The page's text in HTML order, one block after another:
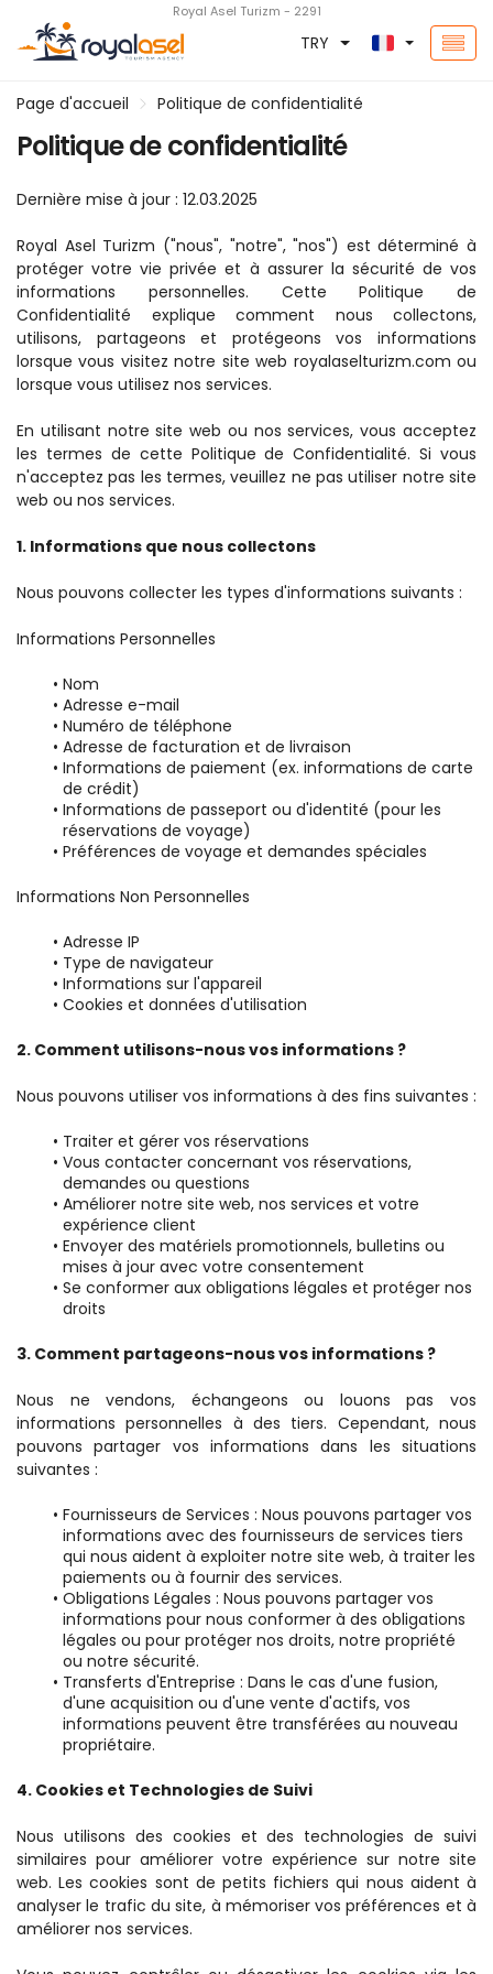
Royal Asel Turizm - 2291
TRY
Page d'accueil Politique de confidentialité
Politique de confidentialité
Dernière mise à jour : 12.03.2025
Royal Asel Turizm ("nous", "notre", "nos") est déterminé à
protéger votre vie privée et à assurer la sécurité de vos
informations personnelles. Cette Politique de
Confidentialité explique comment nous collectons,
utilisons, partageons et protégeons vos informations
lorsque vous visitez notre site web royalaselturizm.com ou
lorsque vous utilisez nos services.
En utilisant notre site web ou nos services, vous acceptez
les termes de cette Politique de Confidentialité. Si vous
n'acceptez pas les termes, veuillez ne pas utiliser notre site
web ou nos services.
1. Informations que nous collectons
Nous pouvons collecter les types d'informations suivants :
Informations Personnelles
Nom
Adresse e-mail
Numéro de téléphone
Adresse de facturation et de livraison
Informations de paiement (ex. informations de carte
de crédit)
Informations de passeport ou d'identité (pour les
réservations de voyage)
Préférences de voyage et demandes spéciales
Informations Non Personnelles
Adresse IP
Type de navigateur
Informations sur l'appareil
Cookies et données d'utilisation
2. Comment utilisons-nous vos informations ?
Nous pouvons utiliser vos informations à des fins suivantes :
Traiter et gérer vos réservations
Vous contacter concernant vos réservations,
demandes ou questions
Améliorer notre site web, nos services et votre
expérience client
Envoyer des matériels promotionnels, bulletins ou
mises à jour avec votre consentement
Se conformer aux obligations légales et protéger nos
droits
3. Comment partageons-nous vos informations ?
Nous ne vendons, échangeons ou louons pas vos
informations personnelles à des tiers. Cependant, nous
pouvons partager vos informations dans les situations
suivantes :
Fournisseurs de Services : Nous pouvons partager vos
informations avec des fournisseurs de services tiers
qui nous aident à exploiter notre site web, à traiter les
paiements ou à fournir des services.
Obligations Légales : Nous pouvons partager vos
informations pour nous conformer à des obligations
légales ou pour protéger nos droits, notre propriété
ou notre sécurité.
Transferts d'Entreprise : Dans le cas d'une fusion,
d'une acquisition ou d'une vente d'actifs, vos
informations peuvent être transférées au nouveau
propriétaire.
4. Cookies et Technologies de Suivi
Nous utilisons des cookies et des technologies de suivi
similaires pour améliorer votre expérience sur notre site
web. Les cookies sont de petits fichiers qui nous aident à
analyser le trafic du site, à mémoriser vos préférences et à
améliorer nos services.